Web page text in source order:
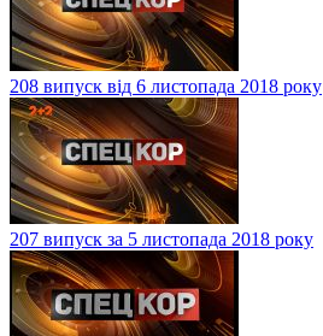
208 випуск від 6 листопада 2018 року
207 випуск за 5 листопада 2018 року